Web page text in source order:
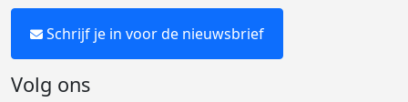
Schrijf je in voor de nieuwsbrief
Volg ons